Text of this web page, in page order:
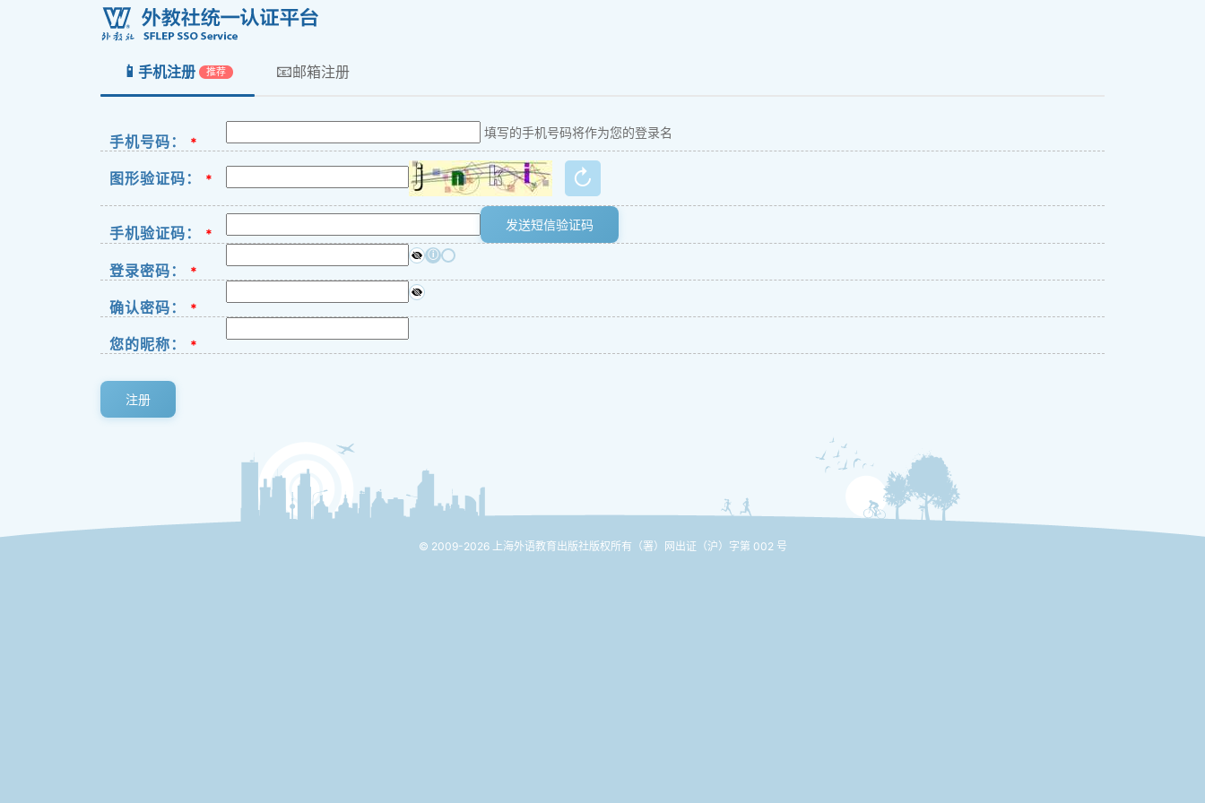
📱 手机注册 推荐 📧邮箱注册
手机号码： *
填写的手机号码将作为您的登录名
图形验证码： * ↻
手机验证码： *
发送短信验证码
登录密码： *
ⓘ
确认密码： *
您的昵称： *
注册
© 2009-2026 上海外语教育出版社版权所有 （署）网出证（沪）字第 002 号